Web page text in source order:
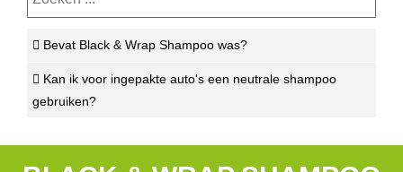
Bevat Black & Wrap Shampoo was?
Kan ik voor ingepakte auto's een neutrale shampoo
gebruiken?